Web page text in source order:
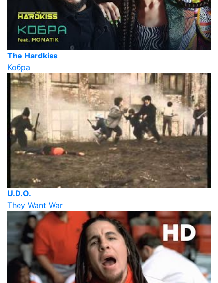
The Hardkiss
Кобра
U.D.O.
They Want War